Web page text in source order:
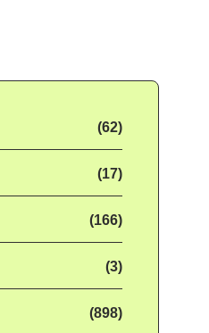
(62)
(17)
(166)
(3)
(898)